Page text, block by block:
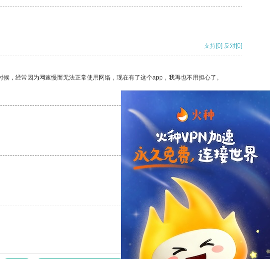
支持[0] 反对[0]
，经常因为网速慢而无法正常使用网络，现在有了这个app，我再也不用担心了。
支持 [0] 反对 [0]
支持